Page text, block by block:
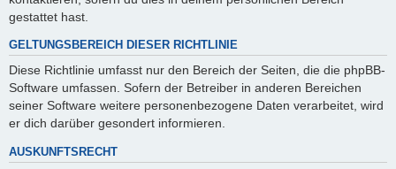
gestattet hast.
GELTUNGSBEREICH DIESER RICHTLINIE
Diese Richtlinie umfasst nur den Bereich der Seiten, die die phpBB-
Software umfassen. Sofern der Betreiber in anderen Bereichen
seiner Software weitere personenbezogene Daten verarbeitet, wird
er dich darüber gesondert informieren.
AUSKUNFTSRECHT